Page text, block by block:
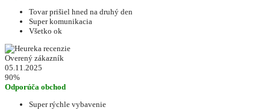
Tovar prišiel hned na druhý den
Super komunikacia
Všetko ok
Overený zákazník
05.11.2025
90%
Odporúča obchod
Super rýchle vybavenie